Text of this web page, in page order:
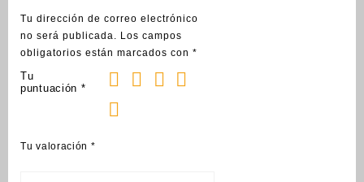
Tu dirección de correo electrónico
no será publicada.
Los campos
obligatorios están marcados con *
Tu
puntuación *
Tu valoración *